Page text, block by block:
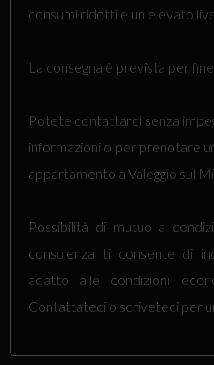
consumi ridotti e un elevato
La consegna è prevista per
Potete contattarci senza
informazioni o per prenotare
appartamento a Valeggio sul
Possibilità di mutuo a
consulenza ti consente di
adatto alle condizioni
Contattateci o scriveteci per